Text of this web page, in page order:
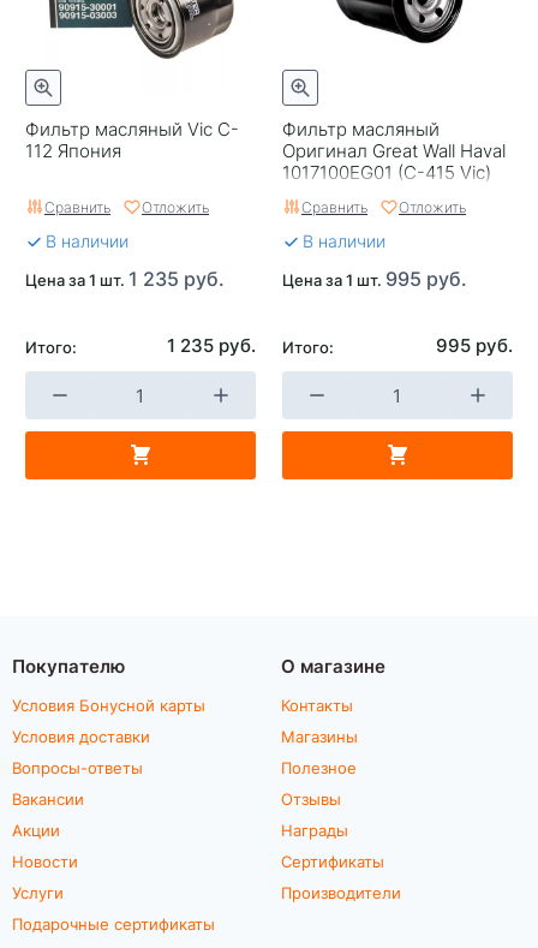
Фильтр масляный Vic C-
112 Япония
Сравнить Отложить
В наличии
Цена за 1 шт. 1 235 руб.
Итого: 1 235 руб.
Фильтр масляный
Оригинал Great Wall Haval
1017100EG01 (C-415 Vic)
H2/3/6, M6, Jolion 1.5 2WD
Сравнить Отложить
В наличии
Цена за 1 шт. 995 руб.
Итого: 995 руб.
Покупателю
Условия Бонусной карты
Условия доставки
Вопросы-ответы
Вакансии
Акции
Новости
Услуги
Подарочные сертификаты
О магазине
Контакты
Магазины
Полезное
Отзывы
Награды
Сертификаты
Производители